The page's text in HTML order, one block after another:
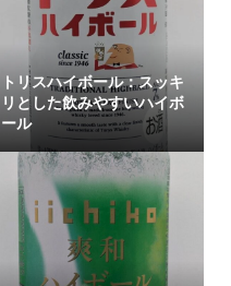
トリスハイボール：スッキ
リとした飲みやすいハイボ
ール